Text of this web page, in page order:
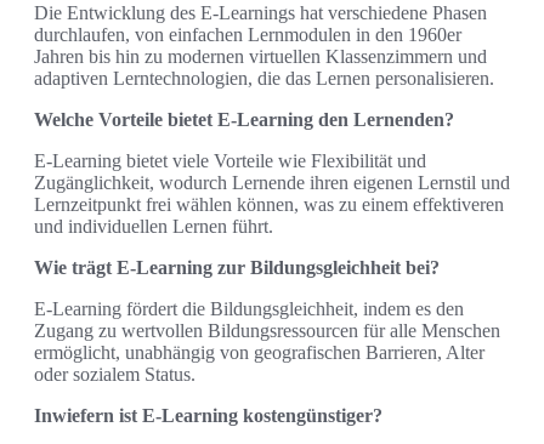
Die Entwicklung des E-Learnings hat verschiedene Phasen
durchlaufen, von einfachen Lernmodulen in den 1960er
Jahren bis hin zu modernen virtuellen Klassenzimmern und
adaptiven Lerntechnologien, die das Lernen personalisieren.
Welche Vorteile bietet E-Learning den Lernenden?
E-Learning bietet viele Vorteile wie Flexibilität und
Zugänglichkeit, wodurch Lernende ihren eigenen Lernstil und
Lernzeitpunkt frei wählen können, was zu einem effektiveren
und individuellen Lernen führt.
Wie trägt E-Learning zur Bildungsgleichheit bei?
E-Learning fördert die Bildungsgleichheit, indem es den
Zugang zu wertvollen Bildungsressourcen für alle Menschen
ermöglicht, unabhängig von geografischen Barrieren, Alter
oder sozialem Status.
Inwiefern ist E-Learning kostengünstiger?